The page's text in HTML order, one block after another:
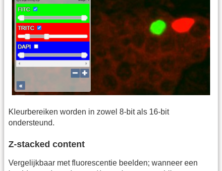
Kleurbereiken worden in zowel 8-bit als 16-bit
ondersteund.
Z-stacked content
Vergelijkbaar met fluorescentie beelden; wanneer een